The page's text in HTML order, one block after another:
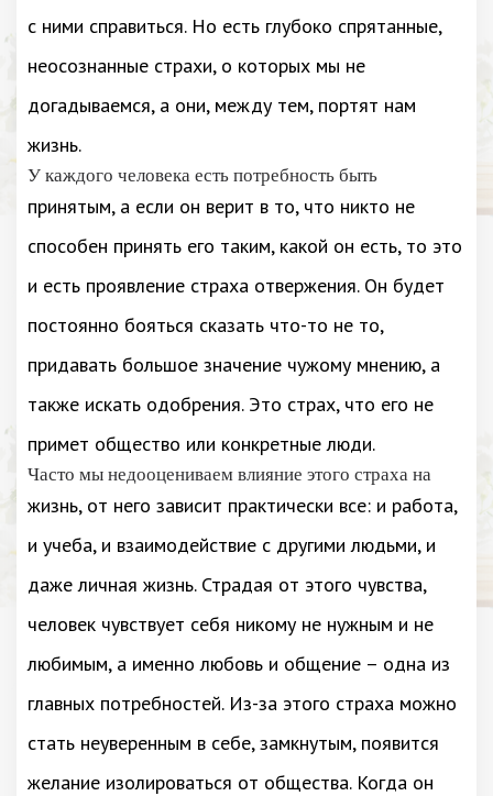
с ними справиться. Но есть глубоко спрятанные,
неосознанные страхи, о которых мы не
догадываемся, а они, между тем, портят нам
жизнь.
У каждого человека есть потребность быть
принятым, а если он верит в то, что никто не
способен принять его таким, какой он есть, то это
и есть проявление страха отвержения. Он будет
постоянно бояться сказать что-то не то,
придавать большое значение чужому мнению, а
также искать одобрения. Это страх, что его не
примет общество или конкретные люди.
Часто мы недооцениваем влияние этого страха на
жизнь, от него зависит практически все: и работа,
и учеба, и взаимодействие с другими людьми, и
даже личная жизнь. Страдая от этого чувства,
человек чувствует себя никому не нужным и не
любимым, а именно любовь и общение – одна из
главных потребностей. Из-за этого страха можно
стать неуверенным в себе, замкнутым, появится
желание изолироваться от общества. Когда он